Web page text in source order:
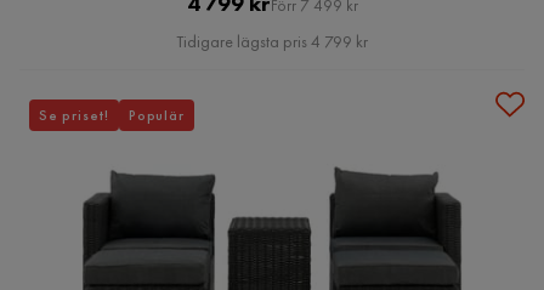
Pris
Förr 7 499 kr
Tidigare lägsta pris 4 799 kr
Se priset! Populär